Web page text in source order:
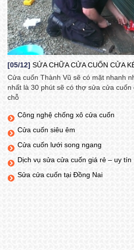
[05/12] SỬA CHỮA CỬA CUỐN CỬA
Cửa cuốn Thành Vũ sẽ có mặt nhanh
nhất là 30 phút sẽ có thợ sửa cửa
chỗ
Công nghệ chống xô cửa cuốn
Cửa cuốn siêu êm
Cửa cuốn lưới song ngang
Dịch vụ sửa cửa cuốn giá rẻ – uy tín
Sửa cửa cuốn tại Đồng Nai